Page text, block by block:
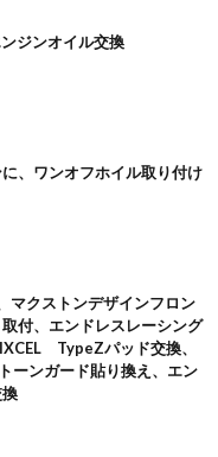
ジンオイル交換
、ワンオフホイル取り付け
クストンデザインフロン
付、エンドレスレーシング
TypeZパッド交換、
ーンガード貼り換え、エン